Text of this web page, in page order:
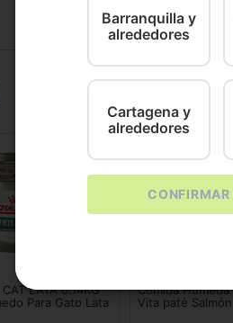
LATA 0.14KG
Para Gato Lata
Comida
Vita paté Salmón
Barranquilla y
alrededores
Cartagena y
alrededores